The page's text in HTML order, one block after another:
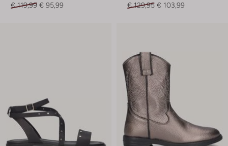
€ 119,99 € 95,99
€ 129,95 € 103,99